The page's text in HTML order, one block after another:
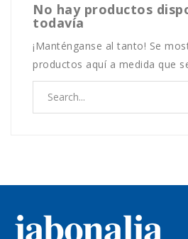
No hay productos
todavía
¡Manténganse al tanto! Se
productos aquí a medida que